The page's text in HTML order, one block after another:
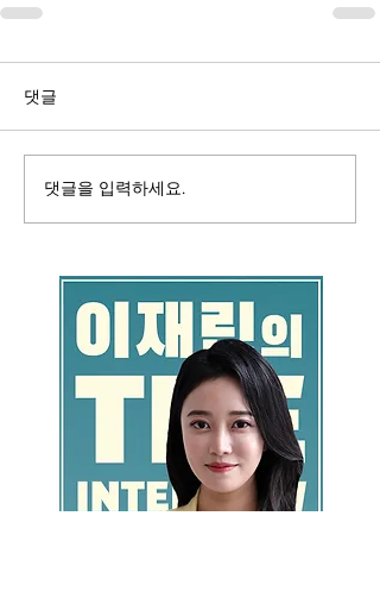
댓글
댓글을 입력하세요.